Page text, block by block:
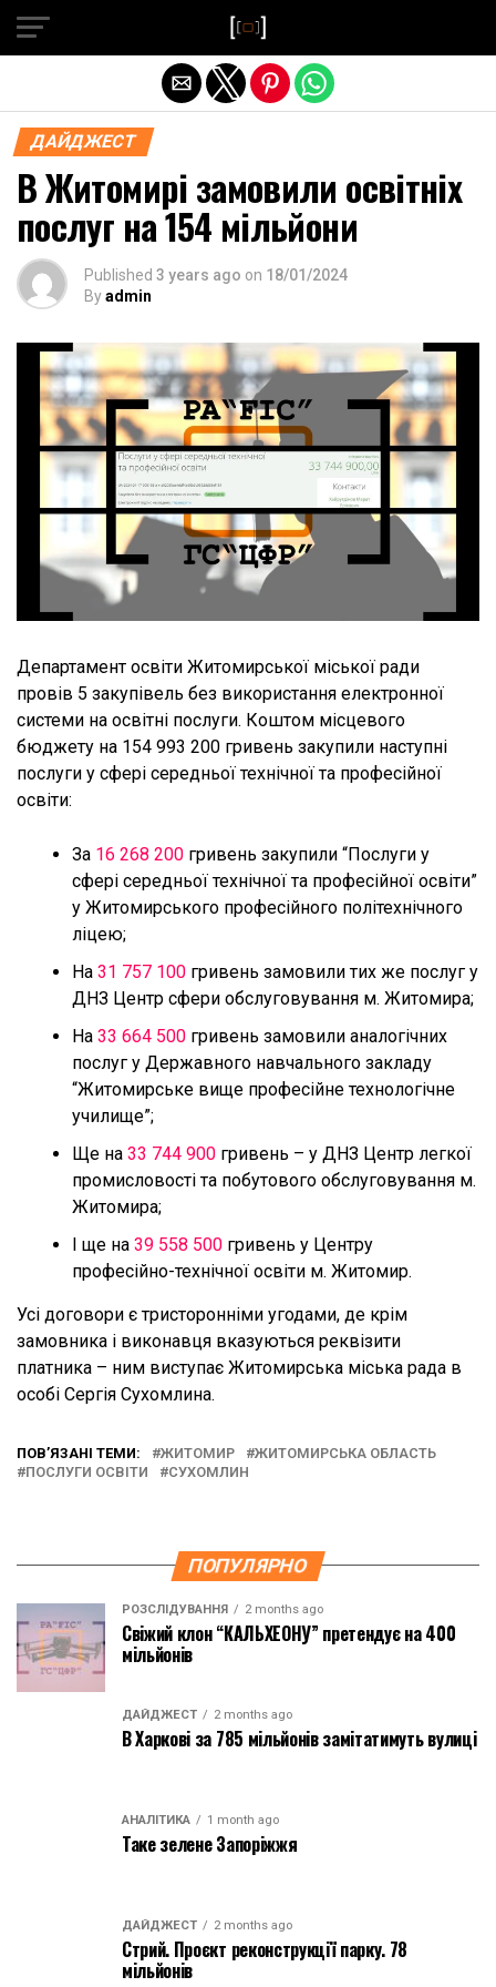
ДАЙДЖЕСТ
В Житомирі замовили освітніх
послуг на 154 мільйони
Published 3 years ago on 18/01/2024
Byadmin
Департамент освіти Житомирської міської ради
провів 5 закупівель без використання електронної
системи на освітні послуги. Коштом місцевого
бюджету на 154 993 200 гривень закупили наступні
послуги у сфері середньої технічної та професійної
освіти:
За 16 268 200 гривень закупили “Послуги у
сфері середньої технічної та професійної освіти”
у Житомирського професійного політехнічного
ліцею;
На 31 757 100 гривень замовили тих же послуг у
ДНЗ Центр сфери обслуговування м. Житомира;
На 33 664 500 гривень замовили аналогічних
послуг у Державного навчального закладу
“Житомирське вище професійне технологічне
училище”;
Ще на 33 744 900 гривень – у ДНЗ Центр легкої
промисловості та побутового обслуговування м.
Житомира;
І ще на 39 558 500 гривень у Центру
професійно-технічної освіти м. Житомир.
Усі договори є тристоронніми угодами, де крім
замовника і виконавця вказуються реквізити
платника – ним виступає Житомирська міська рада в
особі Сергія Сухомлина.
ПОВ’ЯЗАНІ ТЕМИ: ЖИТОМИР
ЖИТОМИРСЬКА ОБЛАСТЬ
ПОСЛУГИ ОСВІТИ
СУХОМЛИН
ПОПУЛЯРНО
РОЗСЛІДУВАННЯ 2 months ago
Свіжий клон “КАЛЬХЕОНУ” претендує на 400
мільйонів
ДАЙДЖЕСТ 2 months ago
В Харкові за 785 мільйонів замітатимуть вулиці
АНАЛІТИКА 1 month ago
Таке зелене Запоріжжя
ДАЙДЖЕСТ 2 months ago
Стрий. Проєкт реконструкції парку. 78
мільйонів
Exit mobile version